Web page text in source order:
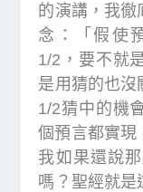
的演講，我徹
念：「假使
1/2，要不就
是用猜的也沒
1/2猜中的機
個預言都實現
我如果還說
嗎？聖經就是